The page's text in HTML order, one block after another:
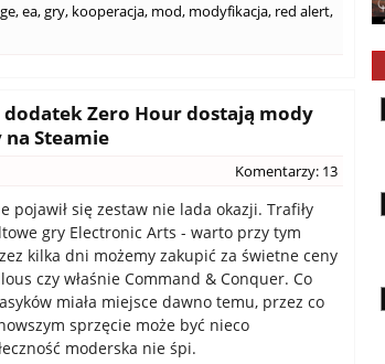
,ea,gry, kooperacja, mod, modyfikacja, red alert,
dodatek Zero Hour dostają mody
Steamie
Komentarzy: 13
pojawił się zestaw nie lada okazji. Trafiły
gry Electronic Arts - warto przy tym
kilka dni możemy zakupić za świetne ceny
czy właśnie Command & Conquer. Co
miała miejsce dawno temu, przez co
sprzęcie może być nieco
moderska nie śpi.